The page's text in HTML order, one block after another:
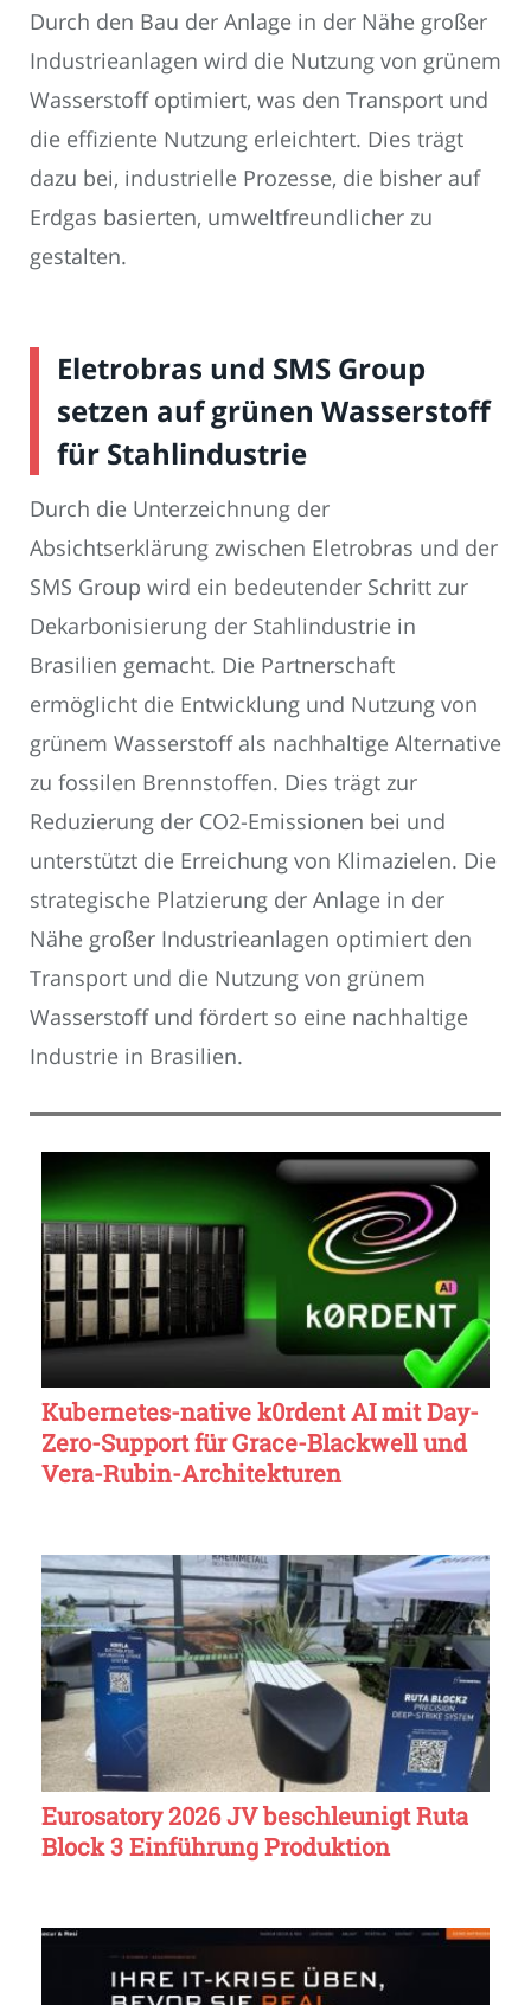
Durch den Bau der Anlage in der Nähe großer
Industrieanlagen wird die Nutzung von grünem
Wasserstoff optimiert, was den Transport und
die effiziente Nutzung erleichtert. Dies trägt
dazu bei, industrielle Prozesse, die bisher auf
Erdgas basierten, umweltfreundlicher zu
gestalten.
Eletrobras und SMS Group
setzen auf grünen Wasserstoff
für Stahlindustrie
Durch die Unterzeichnung der
Absichtserklärung zwischen Eletrobras und der
SMS Group wird ein bedeutender Schritt zur
Dekarbonisierung der Stahlindustrie in
Brasilien gemacht. Die Partnerschaft
ermöglicht die Entwicklung und Nutzung von
grünem Wasserstoff als nachhaltige Alternative
zu fossilen Brennstoffen. Dies trägt zur
Reduzierung der CO2-Emissionen bei und
unterstützt die Erreichung von Klimazielen. Die
strategische Platzierung der Anlage in der
Nähe großer Industrieanlagen optimiert den
Transport und die Nutzung von grünem
Wasserstoff und fördert so eine nachhaltige
Industrie in Brasilien.
Kubernetes-native k0rdent AI mit Day-
Zero-Support für Grace-Blackwell und
Vera-Rubin-Architekturen
Eurosatory 2026 JV beschleunigt Ruta
Block 3 Einführung Produktion